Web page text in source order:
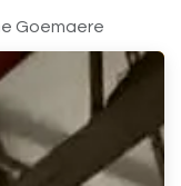
Goemaere